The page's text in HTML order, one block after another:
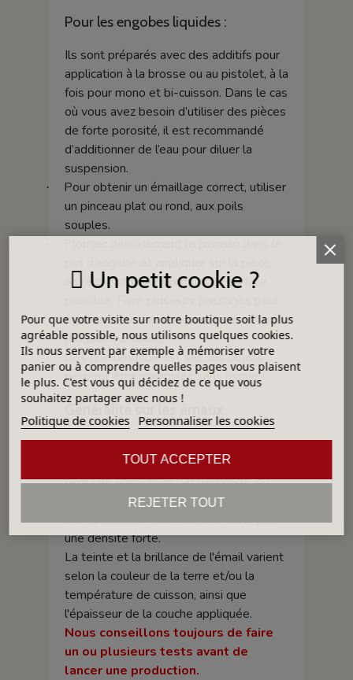
Pour les engobes liquides :
Ils sont préparés avec des additifs pour
application à la brosse ou au pistolet, à la
fois pour mono et bi-cuisson. Dans le cas
où vous avez besoin d’utiliser des pièces
de forte porosité, il est recommandé
d’additionner de l’eau pour diluer la
suspension.
·
Pour obtenir un émaillage correct, utiliser
un pinceau plat ou rond, aux poils
souples.
en recouvrant le maximum de surface
égaliser et unifier les couches avant que
l’engobe ne sèche.
·
Dès que l’engobe est sec, les objets
peuvent être manipulés sans risque.
Généralité sur les émaux
La densité d’un émail dépend de la
technique d'application. Par exemple,
pour une application par trempage, on
opte pour une faible densité, quand, pour
une application au pinceau, on opte pour
une densité forte.
La teinte et la brillance de l'émail varient
selon la couleur de la terre et/ou la
température de cuisson, ainsi que
l'épaisseur de la couche appliquée.
Nous conseillons toujours de faire
un ou plusieurs tests avant de
lancer une production.
Un petit cookie ?
Pour que votre visite sur notre boutique soit la plus
agréable possible, nous utilisons quelques cookies.
Ils nous servent par exemple à mémoriser votre
panier ou à comprendre quelles pages vous plaisent
le plus. C'est vous qui décidez de ce que vous
souhaitez partager avec nous !
Politique de cookies Personnaliser les cookies
REJETER TOUT
TOUT ACCEPTER